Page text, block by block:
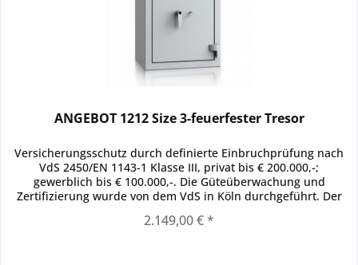
ANGEBOT 1212 Size 3-feuerfester Tresor
Versicherungsschutz durch definierte Einbruchprüfung nach
VdS 2450/EN 1143-1 Klasse III, privat bis € 200.000,-;
gewerblich bis € 100.000,-. Die Güteüberwachung und
Zertifizierung wurde von dem VdS in Köln durchgeführt. Der
2.149,00 € *